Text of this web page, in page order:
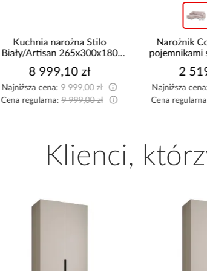
Narożnik Como z dwoma
pojemnikami sztruks beżowy
2 519,99 zł
Najniższa cena:2 599,99 zł
Cena regularna:2 799,99 zł
Narożnik z
2
Najniższa
Cena
Klienci,